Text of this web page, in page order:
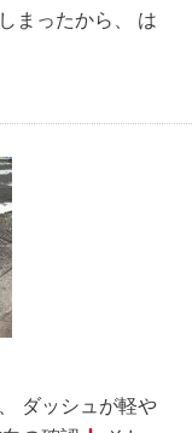
まったから、 は
ダッシュが軽や